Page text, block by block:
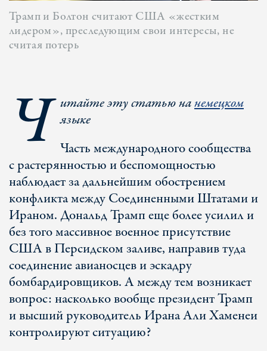
Трамп и Болтон считают США «жестким
лидером», преследующим свои интересы, не
считая потерь
Ч итайте эту статью нанемецком
языке
Часть международного сообщества
с растерянностью и беспомощностью
наблюдает за дальнейшим обострением
конфликта между Соединенными Штатами и
Ираном. Дональд Трамп еще более усилил и
без того массивное военное присутствие
США в Персидском заливе, направив туда
соединение авианосцев и эскадру
бомбардировщиков. А между тем возникает
вопрос: насколько вообще президент Трамп
и высший руководитель Ирана Али Хаменеи
контролируют ситуацию?